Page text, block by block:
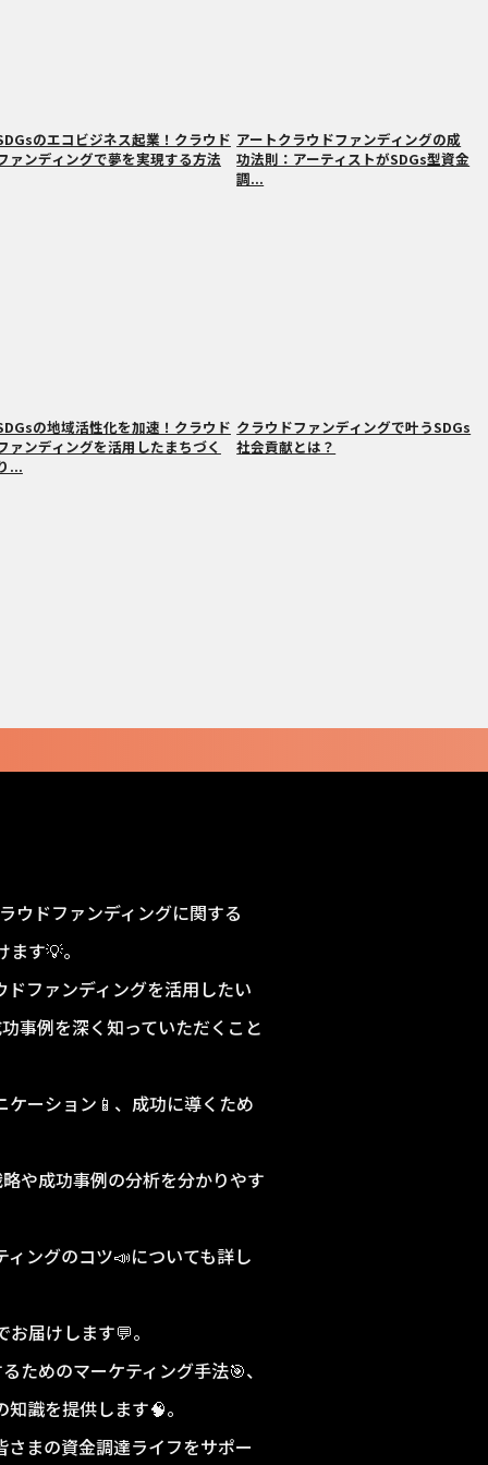
のエコビジネス起業！クラウド
ァンディングで夢を実現する方法
アートクラウドファンディングの成
功法則：アーティストがSDGs型資金
調...
の地域活性化を加速！クラウド
ァンディングを活用したまちづく
...
クラウドファンディングで叶うSDGs
社会貢献とは？
ウドファンディングに関する
す💡。
ファンディングを活用したい
事例を深く知っていただくこと
ーション📱、成功に導くため
や成功事例の分析を分かりやす
ングのコツ📣についても詳し
届けします💬。
ためのマーケティング手法🎯、
識を提供します🧠。
まの資金調達ライフをサポー